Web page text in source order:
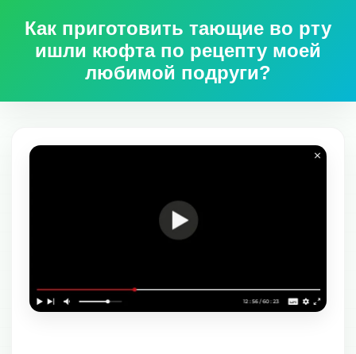
Как приготовить тающие во рту
ишли кюфта по рецепту моей
любимой подруги?